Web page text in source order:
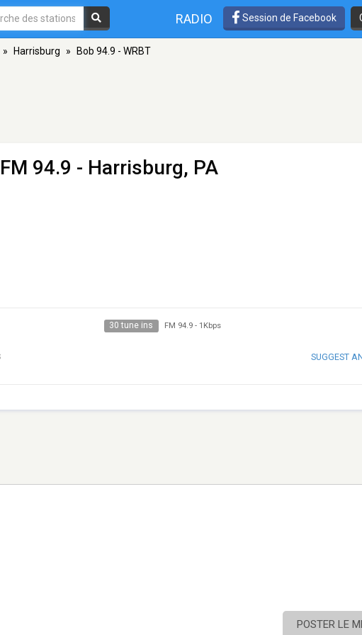
RADIO Session de Facebook
» Harrisburg » Bob 94.9 - WRBT
94.9 - Harrisburg, PA
30 tune ins FM 94.9- 1Kbps
SUGGEST
POSTER LE